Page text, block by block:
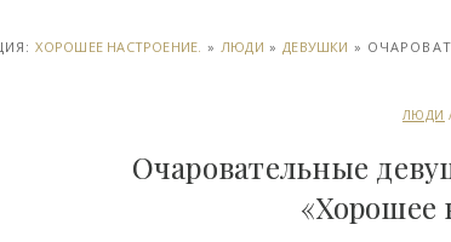
ХОРОШЕЕ НАСТРОЕНИЕ. » ЛЮДИ »ДЕВУШКИ »
ЛЮДИ
Очаровательные
«Хорошее